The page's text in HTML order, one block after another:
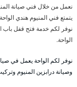
نعمل من خلال فني صيانة
يتمتع فني المنيوم هندي
نوفر لكم خدمة فتح قفل باب
الواحة.
نوفر لكم الواحة يعمل في
وصيانة درابزين المنيوم